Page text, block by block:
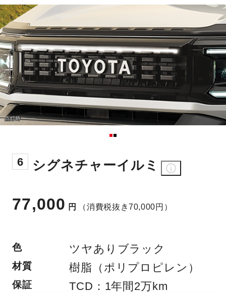
6 シグネチャーイルミ
77,000 円 （消費税抜き70,000円）
色 ツヤありブラック
材質 樹脂（ポリプロピレン）
保証 TCD：1年間2万km